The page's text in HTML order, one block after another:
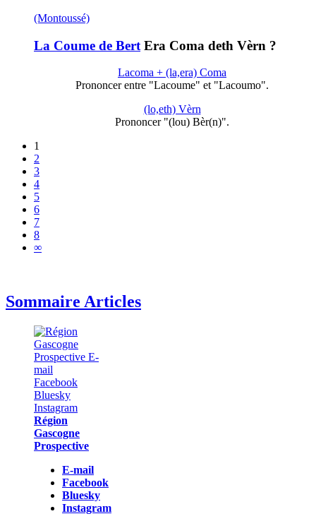
(Montoussé)
La Coume de Bert Era Coma deth Vèrn ?
Lacoma + (la,era) Coma
Prononcer entre "Lacoume" et "Lacoumo".
(lo,eth) Vèrn
Prononcer "(lou) Bèr(n)".
1
2
3
4
5
6
7
8
∞
Sommaire Articles
Région
Gascogne
Prospective
E-mail
Facebook
Bluesky
Instagram